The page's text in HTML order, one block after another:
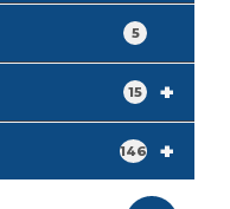
5
+
15
+
146